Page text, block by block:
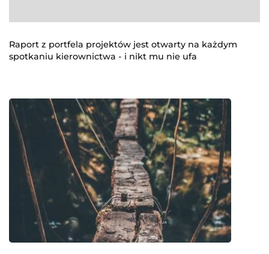
Raport z portfela projektów jest otwarty na każdym
spotkaniu kierownictwa - i nikt mu nie ufa